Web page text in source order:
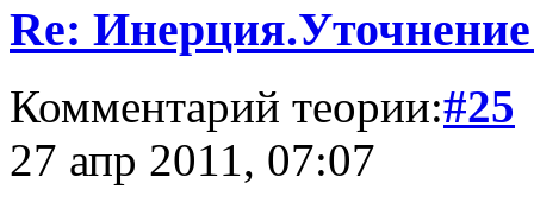
Re:
Комментарий теории:#25
27 апр 2011, 07:07